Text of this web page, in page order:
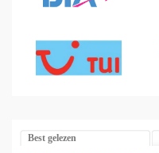
Best gelezen